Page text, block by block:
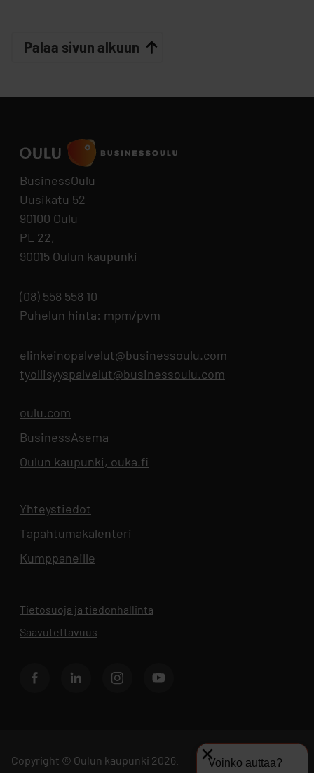
Palaa sivun alkuun
BusinessOulu
Uusikatu 52
90100 Oulu
PL 22,
90015 Oulun kaupunki
(08) 558 558 10
Puhelun hinta: mpm/pvm
elinkeinopalvelut@businessoulu.com
tyollisyyspalvelut@businessoulu.com
oulu.com
BusinessAsema
Oulun kaupunki, ouka.fi
Yhteystiedot
Tapahtumakalenteri
Kumppaneille
Tietosuoja ja tiedonhallinta
Saavutettavuus
FacebookLinkedIn InstagramYoutube
Copyright © Oulun kaupunki 2026. Voinko auttaa?